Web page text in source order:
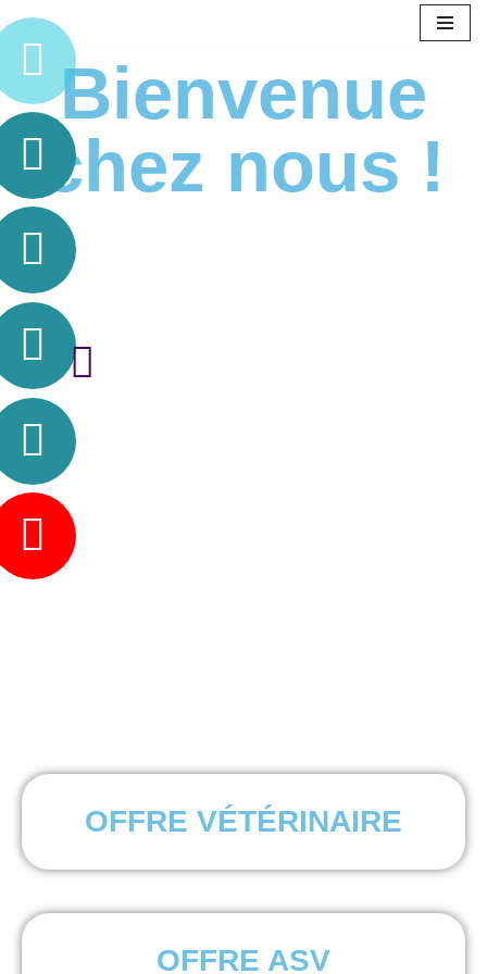
contenuBienvenue
chez nous !
OFFRE VÉTÉRINAIRE
OFFRE ASV